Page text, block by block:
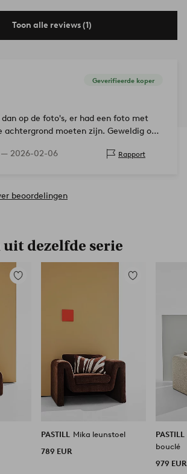
Toon alle reviews (1)
Geverifieerde koper
dan op de foto's, er had een foto met
achtergrond moeten zijn. Geweldig om
— 2026-02-06 Rapport
beoordelingen
dezelfde serie
Toevoegen
Toevoegen
PASTILL
Mika leunstoel
789 EUR
PASTILL
bouclé
979 EUR